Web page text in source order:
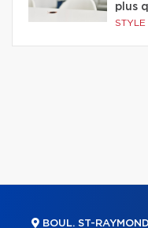
plus
STYLE
BOUL. ST-RAYMOND